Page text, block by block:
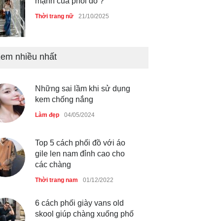
Thời trang nữ 21/10/2025
Dàn túi hiệu ‘ xịn sò’ của nữ
21/10/2025
nữ 40+
Thời trang nữ 21/10/2025
‘không lộ viền’ của nữ idol
Ning Ning
nhiều nhất
Những sai lầm khi sử dụng
kem chống nắng
Làm đẹp 04/05/2024
Top 5 cách phối đồ với áo
gile len nam đỉnh cao cho
các chàng
Thời trang nam 01/12/2022
6 cách phối giày vans old
skool giúp chàng xuống phố